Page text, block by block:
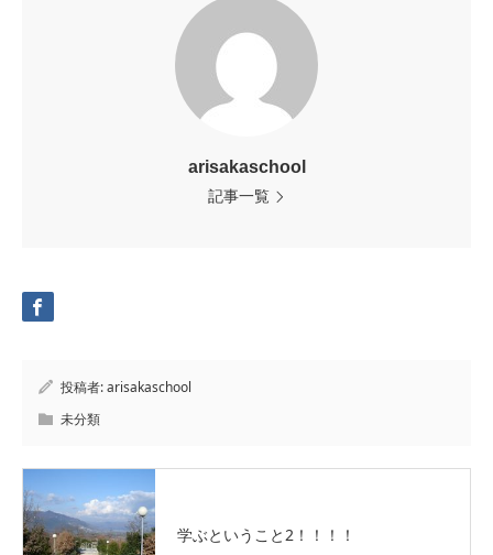
arisakaschool
記事一覧
投稿者:arisakaschool
未分類
学ぶということ2！！！！